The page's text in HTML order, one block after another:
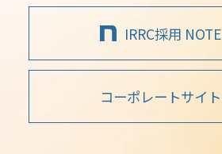
IRRC採用 NOTE
コーポレートサイト